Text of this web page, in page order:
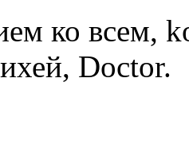
ко всем,
Doctor.